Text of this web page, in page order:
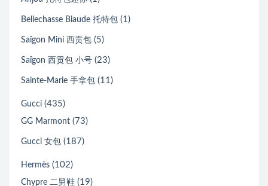
Bellechasse Biaude 托特包 (1)
Saïgon Mini 西贡包 (5)
Saïgon 西贡包 小号 (23)
Sainte-Marie 手拿包 (11)
Gucci (435)
GG Marmont (73)
Gucci 女包 (187)
Hermès (102)
Chypre 二舅鞋 (19)